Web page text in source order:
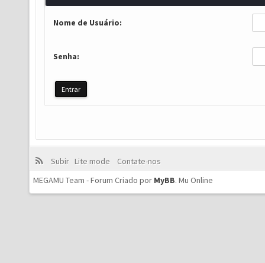
Nome de Usuário:
Senha:
Subir Lite mode
Contate-nos
MEGAMU Team - Forum Criado por MyBB. Mu Online